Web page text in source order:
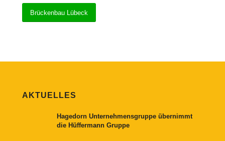
Brückenbau Lübeck
AKTUELLES
Hagedorn Unternehmensgruppe übernimmt
die Hüffermann Gruppe